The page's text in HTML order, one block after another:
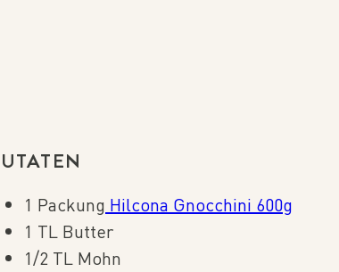
1 Packung Hilcona Gnocchini 600g
1 TL Butter
1/2 TL Mohn